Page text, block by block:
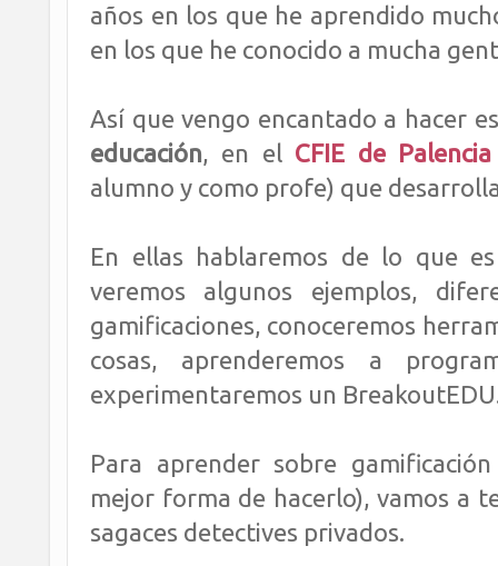
años en los que he aprendido
en los que he conocido a mucha
Así que vengo encantado a hacer
educación, en el CFIE de Palencia
alumno y como profe) que
En ellas hablaremos de lo que
veremos algunos ejemplos,
gamificaciones, conoceremos
cosas, aprenderemos a
experimentaremos un
Para aprender sobre
mejor forma de hacerlo), vamos a
sagaces detectives privados.